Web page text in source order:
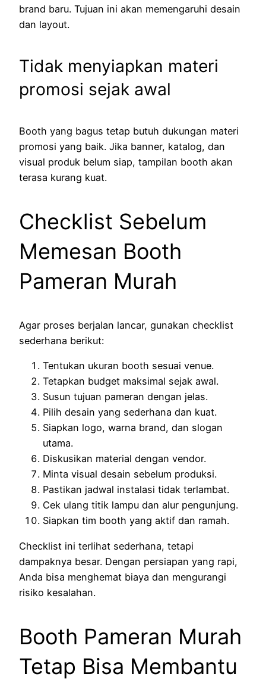
brand baru. Tujuan ini akan memengaruhi desain
dan layout.
Tidak menyiapkan materi
promosi sejak awal
Booth yang bagus tetap butuh dukungan materi
promosi yang baik. Jika banner, katalog, dan
visual produk belum siap, tampilan booth akan
terasa kurang kuat.
Checklist Sebelum
Memesan Booth
Pameran Murah
Agar proses berjalan lancar, gunakan checklist
sederhana berikut:
Tentukan ukuran booth sesuai venue.
Tetapkan budget maksimal sejak awal.
Susun tujuan pameran dengan jelas.
Pilih desain yang sederhana dan kuat.
Siapkan logo, warna brand, dan slogan
utama.
Diskusikan material dengan vendor.
Minta visual desain sebelum produksi.
Pastikan jadwal instalasi tidak terlambat.
Cek ulang titik lampu dan alur pengunjung.
Siapkan tim booth yang aktif dan ramah.
Checklist ini terlihat sederhana, tetapi
dampaknya besar. Dengan persiapan yang rapi,
Anda bisa menghemat biaya dan mengurangi
risiko kesalahan.
Booth Pameran Murah
Tetap Bisa Membantu